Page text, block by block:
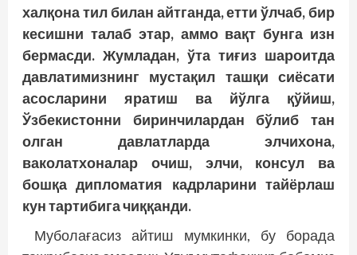
халқона тил билан айтганда, етти ўлчаб, бир
кесишни талаб этар, аммо вақт бунга изн
бермасди. Жумладан, ўта тиғиз шароитда
давлатимизнинг мустақил ташқи сиёсати
асосларини яратиш ва йўлга қўйиш,
Ўзбекистонни биринчилардан бўлиб тан
олган давлатларда элчихона,
ваколатхоналар очиш, элчи, консул ва
бошқа дипломатия кадрларини тайёрлаш
кун тартибига чиққанди.
Муболағасиз айтиш мумкинки, бу борада